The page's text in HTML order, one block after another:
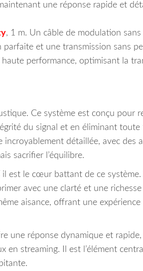
une réponse rapide et
, 1 m. Un câble de modulation
et une transmission sans
performance, optimisant la
Ce système est conçu pour
du signal et en éliminant
détaillée, avec des
sacrifier l’équilibre.
il est le cœur battant de ce
avec une clarté et une
aisance, offrant une expérience
une réponse dynamique et
en streaming. Il est l’élément